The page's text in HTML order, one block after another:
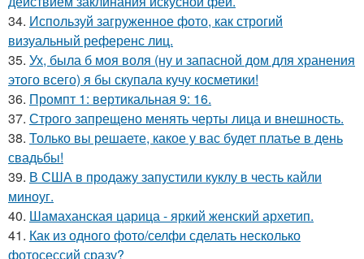
34. Используй загруженное фото, как строгий
визуальный референс лиц.
35. Ух, была б моя воля (ну и запасной дом для хранения
этого всего) я бы скупала кучу косметики!
36. Промпт 1: вертикальная 9: 16.
37. Строго запрещено менять черты лица и внешность.
38. Только вы решаете, какое у вас будет платье в день
свадьбы!
39. В США в продажу запустили куклу в честь кайли
миноуг.
40. Шамаханская царица - яркий женский архетип.
41. Как из одного фото/селфи сделать несколько
фотосессий сразу?